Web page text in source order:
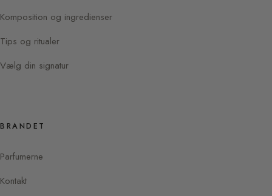
Komposition og ingredienser
Tips og ritualer
Vælg din signatur
BRANDET
Parfumerne
Kontakt